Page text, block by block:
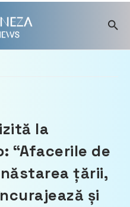
la
“Afacerile de
țării,
și